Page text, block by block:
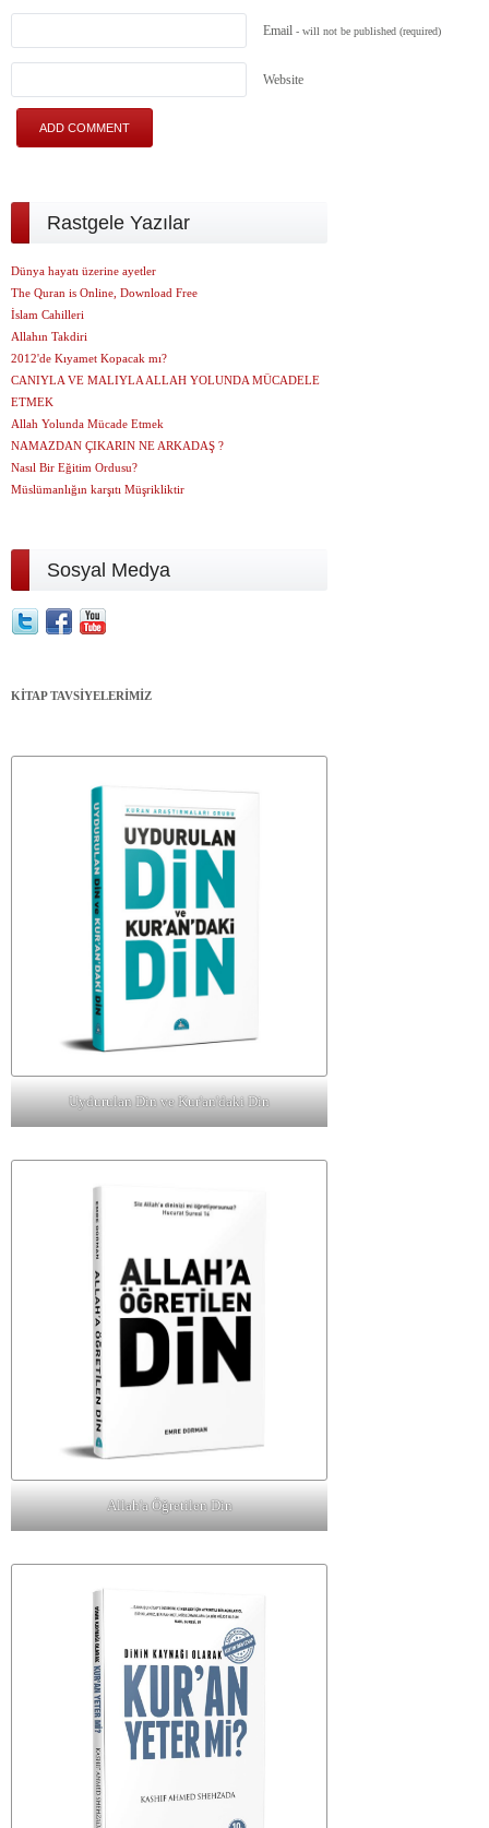
Email - will not be published (required)
Website
Rastgele Yazılar
Dünya hayatı üzerine ayetler
The Quran is Online, Download Free
İslam Cahilleri
Allahın Takdiri
2012'de Kıyamet Kopacak mı?
CANIYLA VE MALIYLA ALLAH YOLUNDA MÜCADELE
ETMEK
Allah Yolunda Mücade Etmek
NAMAZDAN ÇIKARIN NE ARKADAŞ ?
Nasıl Bir Eğitim Ordusu?
Müslümanlığın karşıtı Müşrikliktir
Sosyal Medya
KİTAP TAVSİYELERİMİZ
Uydurulan Din ve Kur'an'daki Din
Allah'a Öğretilen Din